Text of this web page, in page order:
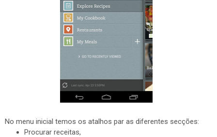
No menu inicial temos os atalhos par as diferentes secções:
Procurar receitas,